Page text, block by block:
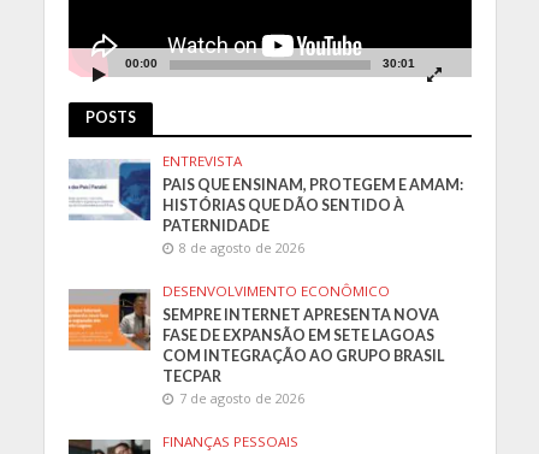
00:00 30:01
POSTS
ENTREVISTA
PAIS QUE ENSINAM, PROTEGEM E AMAM:
HISTÓRIAS QUE DÃO SENTIDO À
PATERNIDADE
8 de agosto de 2026
DESENVOLVIMENTO ECONÔMICO
SEMPRE INTERNET APRESENTA NOVA
FASE DE EXPANSÃO EM SETE LAGOAS
COM INTEGRAÇÃO AO GRUPO BRASIL
TECPAR
7 de agosto de 2026
FINANÇAS PESSOAIS